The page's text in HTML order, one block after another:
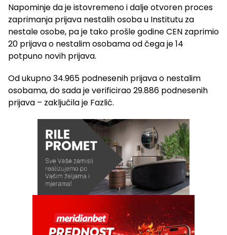
Napominje da je istovremeno i dalje otvoren proces
zaprimanja prijava nestalih osoba u Institutu za
nestale osobe, pa je tako prošle godine CEN zaprimio
20 prijava o nestalim osobama od čega je 14
potpuno novih prijava.
Od ukupno 34.965 podnesenih prijava o nestalim
osobama, do sada je verificirao 29.886 podnesenih
prijava – zaključila je Fazlić.